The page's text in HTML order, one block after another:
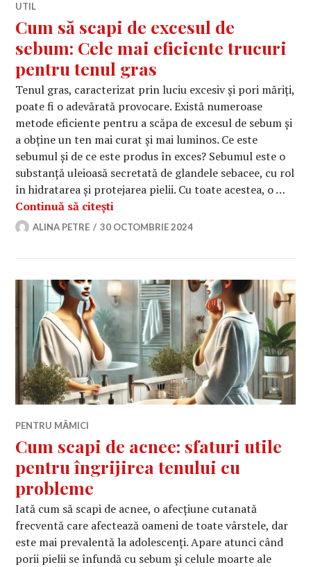
UTIL
Cum să scapi de excesul de
sebum: Cele mai eficiente trucuri
pentru tenul gras
Tenul gras, caracterizat prin luciu excesiv și pori măriți,
poate fi o adevărată provocare. Există numeroase
metode eficiente pentru a scăpa de excesul de sebum și
a obține un ten mai curat și mai luminos. Ce este
sebumul și de ce este produs în exces? Sebumul este o
substanță uleioasă secretată de glandele sebacee, cu rol
în hidratarea și protejarea pielii. Cu toate acestea, o …
Continuă să citești
ALINA PETRE 30 OCTOMBRIE 2024
PENTRU MĂMICI
Cum scapi de acnee: sfaturi utile
pentru îngrijirea tenului cu
probleme
Iată cum să scapi de acnee, o afecțiune cutanată
frecventă care afectează oameni de toate vârstele, dar
este mai prevalentă la adolescenți. Apare atunci când
porii pielii se înfundă cu sebum și celule moarte ale